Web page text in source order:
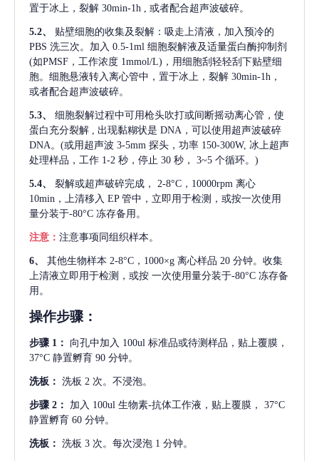
置于冰上，裂解 30min-1h , 或者配合超声波破碎。
5.2、
贴壁细胞的收集及裂解：吸走上清液，加入预冷的
PBS 洗三次。加入 0.5-1ml 细胞裂解液及适量蛋白酶抑制剂
(如PMSF，工作浓度 1mmol/L)，用细胞刮轻轻刮下贴壁细
胞。细胞悬液转入离心管中，置于冰上，裂解 30min-1h，
或者配合超声波破碎。
5.3、
细胞裂解过程中可用枪头吹打或间断摇动离心管，使
蛋白充分裂解 , 出现黏糊状是 DNA，可以使用超声波破碎
DNA。(或用超声波 3-5mm 探头，功率 150-300W, 冰上超声
处理样品，工作 1-2 秒，停止 30 秒， 3~5 个循环。)
5.4、 裂解或超声破碎完成，
2-8°C，10000rpm 离心
10min，上清移入 EP 管中，立即用于检测，或按一次使用
量分装于-80°C 冻存备用。
注意： 注意事项同组织样本。
6、 其他生物样本 2-8°C，1000×g 离心样品 20 分钟。收集
上清液立即用于检测，或按 一次使用量分装于-80°C 冻存备
用。
操作步骤：
步骤 1： 向孔中加入 100ul 标准品或待测样品，贴上覆膜，
37°C 静置孵育 90 分钟。
洗板： 洗板 2 次。不浸泡。
步骤 2： 加入 100ul 生物素-抗体工作液，贴上覆膜， 37°C
静置孵育 60 分钟。
洗板： 洗板 3 次。每次浸泡 1 分钟。